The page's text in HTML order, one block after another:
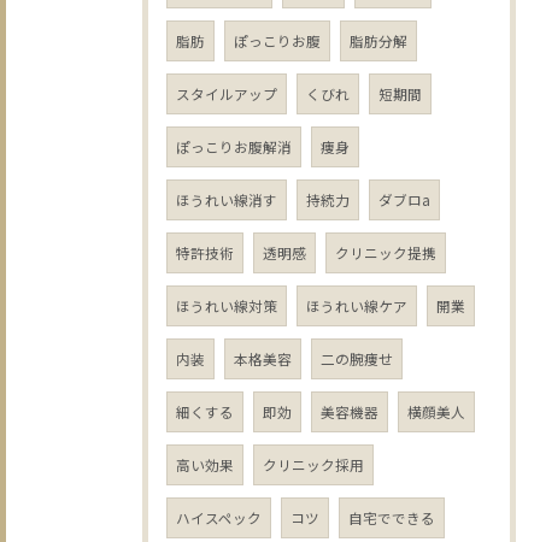
脂肪 ぽっこりお腹 脂肪分解
スタイルアップ くびれ 短期間
ぽっこりお腹解消 痩身
ほうれい線消す 持続力 ダブロa
特許技術 透明感 クリニック提携
ほうれい線対策 ほうれい線ケア 開業
内装 本格美容 二の腕痩せ
細くする 即効 美容機器 横顔美人
高い効果 クリニック採用
ハイスペック コツ 自宅でできる